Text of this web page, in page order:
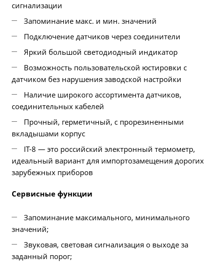
сигнализации
Запоминание макс. и мин. значений
Подключение датчиков через соединители
Яркий большой светодиодный индикатор
Возможность пользовательской юстировки с
датчиком без нарушения заводской настройки
Наличие широкого ассортимента датчиков,
соединительных кабелей
Прочный, герметичный, с прорезиненными
вкладышами корпус
IT-8 — это российский электронный термометр,
идеальный вариант для импортозамещения дорогих
зарубежных приборов
Сервисные функции
Запоминание максимального, минимального
значений;
Звуковая, световая сигнализация о выходе за
заданный порог;